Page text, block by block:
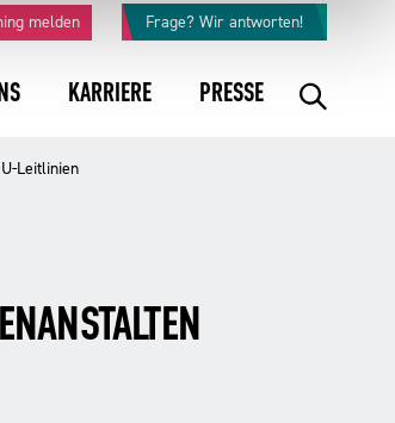
melden Frage? Wir antworten!
KARRIERE PRESSE
Leitlinien